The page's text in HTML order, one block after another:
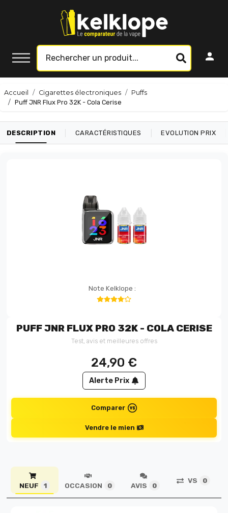
Accueil Cigarettes électroniques
Puffs
Puff JNR Flux Pro 32K - Cola Cerise
DESCRIPTION CARACTÉRISTIQUES EVOLUTION PRIX
Note Kelklope :
PUFF JNR FLUX PRO 32K - COLA CERISE
Test, avis et meilleures offres
24,90 €
Alerte Prix
Comparer
Vendre le mien
NEUF 1 OCCASION 0 AVIS 0
VS 0